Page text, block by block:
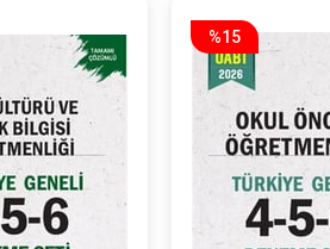
%15